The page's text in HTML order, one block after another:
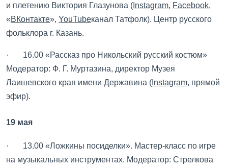
и плетению Виктория Глазунова ( Instagram, Facebook,
«ВКонтакте», YouTubeканал Татфолк). Центр русского
фольклора г. Казань.
· 16.00 «Рассказ про Никольский русский костюм»
Модератор: Ф. Г. Муртазина, директор Музея
Лаишевского края имени Державина ( Instagram, прямой
эфир).
19 мая
· 13.00 «Ложкины посиделки». Мастер-класс по игре
на музыкальных инструментах. Модератор: Стрелкова